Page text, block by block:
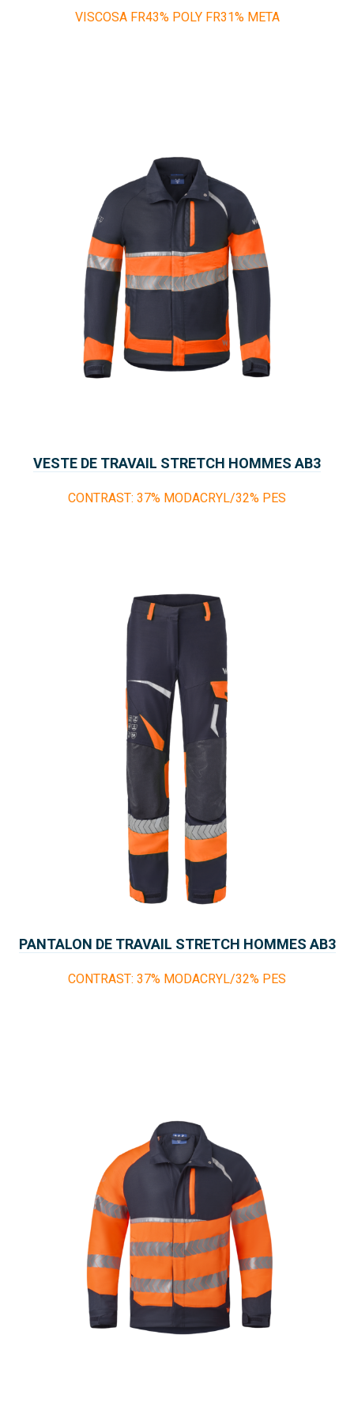
VISCOSA FR43% POLY FR31% META
VESTE DE TRAVAIL STRETCH HOMMES AB3
CONTRAST: 37% MODACRYL/32% PES
PANTALON DE TRAVAIL STRETCH HOMMES AB3
CONTRAST: 37% MODACRYL/32% PES